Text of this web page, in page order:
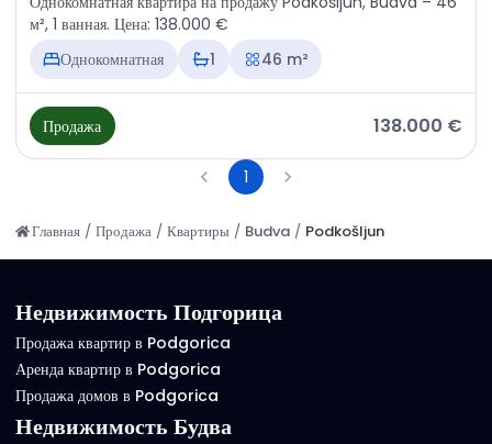
м², 1 ванная. Цена: 138.000 €
Однокомнатная
1 46 m²
Продажа 138.000 €
1
Главная / Продажа / Квартиры / Budva / Podkošljun
Недвижимость Подгорица
Продажа квартир в Podgorica
Аренда квартир в Podgorica
Продажа домов в Podgorica
Недвижимость Будва